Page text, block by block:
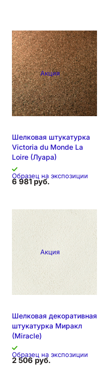
Акция
Образец на экспозиции
Шелковая штукатурка
Victoria du Monde La
Loire (Луара)
6 981 руб.
Акция
Образец на экспозиции
Шелковая декоративная
штукатурка Миракл
(Miracle)
2 506 руб.